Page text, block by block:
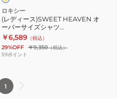
ー
サ
イ
ズ
シ
ツ
25SPRLY251030CIT
ロキシー
(レディース)SWEET HEAVEN オ
ーバーサイズシャツ
25SPRLY251030CIT
￥6,589 （税込）
29%OFF ￥9,350（税込）
59ポイント
1